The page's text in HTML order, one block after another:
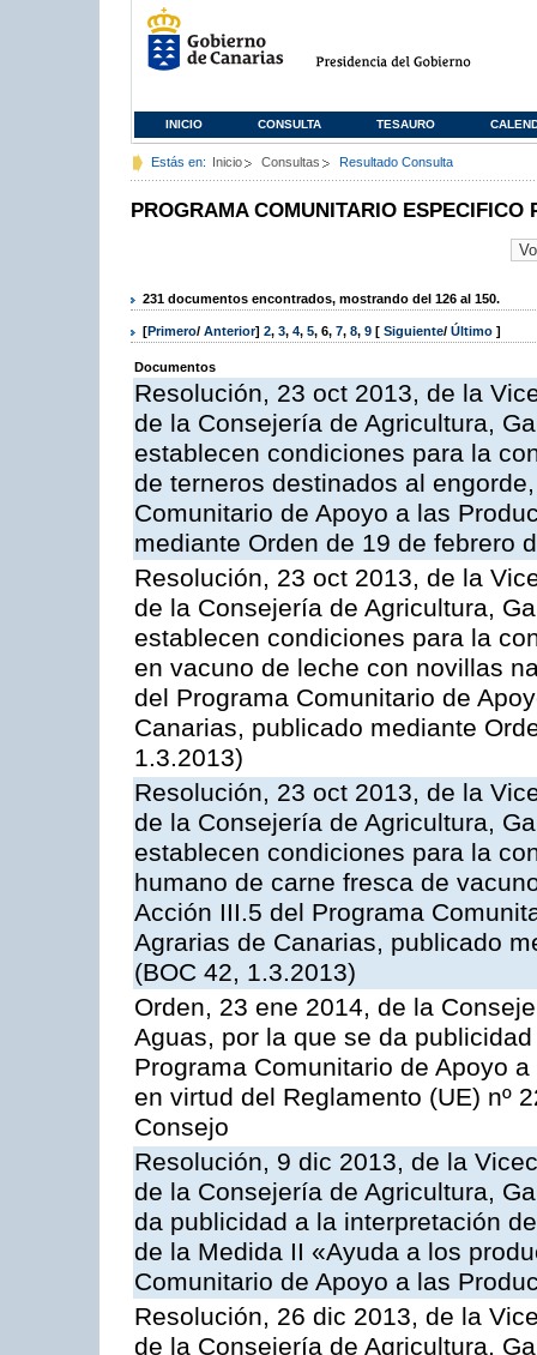
INICIO CONSULTA TESAURO
Estás en: Inicio Consultas Resultado Consulta
PROGRAMA COMUNITARIO ESPECIFICO
231 documentos encontrados, mostrando del 126 al 150.
[Primero/ Anterior] 2, 3, 4, 5, 6, 7, 8, 9 [ Siguiente/ Último ]
Documentos
Resolución, 23 oct 2013, de la
de la Consejería de Agricultura,
establecen condiciones para la
de terneros destinados al
Comunitario de Apoyo a las
mediante Orden de 19 de febrero
Resolución, 23 oct 2013, de la
de la Consejería de Agricultura,
establecen condiciones para la
en vacuno de leche con novillas
del Programa Comunitario de
Canarias, publicado mediante
1.3.2013)
Resolución, 23 oct 2013, de la
de la Consejería de Agricultura,
establecen condiciones para la
humano de carne fresca de
Acción III.5 del Programa
Agrarias de Canarias, publicado
(BOC 42, 1.3.2013)
Orden, 23 ene 2014, de la
Aguas, por la que se da
Programa Comunitario de Apoyo
en virtud del Reglamento (UE) nº
Consejo
Resolución, 9 dic 2013, de la
de la Consejería de Agricultura,
da publicidad a la interpretación
de la Medida II «Ayuda a los
Comunitario de Apoyo a las
Resolución, 26 dic 2013, de la
de la Consejería de Agricultura,